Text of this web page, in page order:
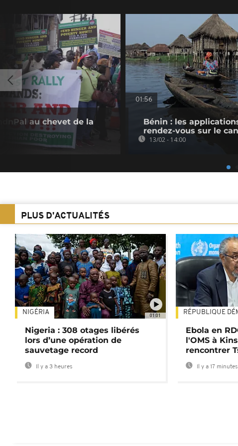
au chevet de la
01:56
Bénin : les
rendez-vous sur le
13/02 - 14:00
PLUS D'ACTUALITÉS
01:01
NIGÉRIA
Nigeria : 308 otages libérés
lors d’une opération de
sauvetage record
Il y a 3 heures
RÉPUBLIQUE
Ebola en
l'OMS à
rencontrer
Il y a 17 minutes